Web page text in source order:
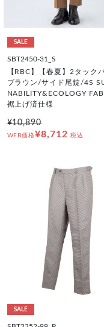
SALE
SBT2450-31_S
【RBC】【春夏】2タック
ブラウン/サイド尾錠/4S
NABILITY&ECOLOGY
裾上げ済仕様
¥10,890
WEB価格¥8,712 税込
SALE